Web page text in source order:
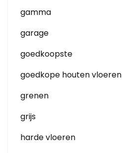
gamma
garage
goedkoopste
goedkope houten vloeren
grenen
grijs
harde vloeren